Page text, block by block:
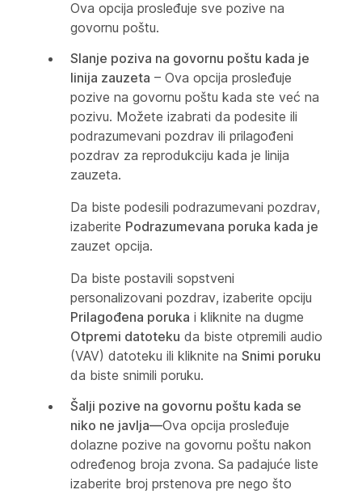
Ova opcija prosleđuje sve pozive na
govornu poštu.
Slanje poziva na govornu poštu kada je
linija zauzeta – Ova opcija prosleđuje
pozive na govornu poštu kada ste već na
pozivu. Možete izabrati da podesite ili
podrazumevani pozdrav ili prilagođeni
pozdrav za reprodukciju kada je linija
zauzeta.
Da biste podesili podrazumevani pozdrav,
izaberite Podrazumevana poruka kada je
zauzet opcija.
Da biste postavili sopstveni
personalizovani pozdrav, izaberite opciju
Prilagođena poruka i kliknite na dugme
Otpremi datoteku da biste otpremili audio
(VAV) datoteku ili kliknite na Snimi poruku
da biste snimili poruku.
Šalji pozive na govornu poštu kada se
niko ne javlja—Ova opcija prosleđuje
dolazne pozive na govornu poštu nakon
određenog broja zvona. Sa padajuće liste
izaberite broj prstenova pre nego što